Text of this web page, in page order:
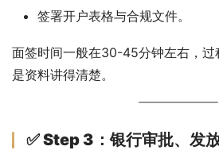
签署开户表格与合规文件。
面签时间一般在30-45分钟左右，过
是资料讲得清楚。
✅ Step 3：银行审批、发